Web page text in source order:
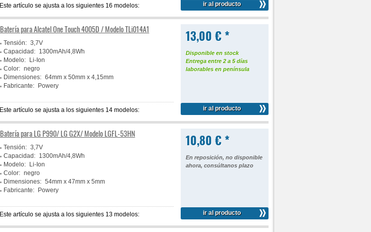
ir al producto
Este artículo se ajusta a los siguientes 16 modelos:
13,00 € *
Disponible en stock
Entrega entre 2 a 5 días
laborables en península
ir al producto
Batería para Alcatel One Touch 4005D / Modelo TLi014A1
Tensión: 3,7V
Capacidad:
1300mAh/4,8Wh
Modelo:
Li-Ion
Color: negro
Dimensiones: 64mm x 50mm x 4,15mm
Fabricante:
Powery
Este artículo se ajusta a los siguientes 14 modelos:
10,80 € *
En reposición, no disponible
ahora, consúltanos plazo
ir al producto
Batería para LG P990/ LG G2X/ Modelo LGFL-53HN
Tensión: 3,7V
Capacidad:
1300mAh/4,8Wh
Modelo:
Li-Ion
Color: negro
Dimensiones: 54mm x 47mm x 5mm
Fabricante:
Powery
Este artículo se ajusta a los siguientes 13 modelos: